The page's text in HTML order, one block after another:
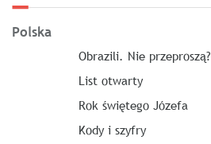
Polska
Obrazili. Nie przeproszą?
List otwarty
Rok świętego Józefa
Kody i szyfry